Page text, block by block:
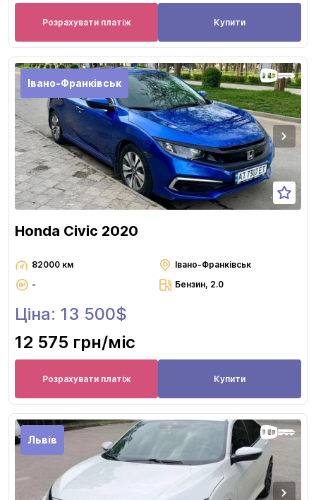
Розрахувати платіж Купити
Івано-Франківськ
Honda Civic 2020
82000 км
Івано-Франківськ
-
Бензин, 2.0
Ціна: 13 500$
12 575 грн/міс
Розрахувати платіж Купити
Львів